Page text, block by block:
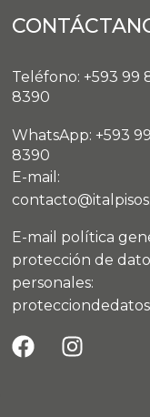
Teléfono: +593 99
8390
WhatsApp: +593
8390
E-mail:
E-mail política
protección de
personales: